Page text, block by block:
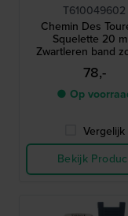
T610049602
Chemin Des
Squelette 20
Zwartleren band
sluiting
78,-
● Op
Vergelijk
Bekijk